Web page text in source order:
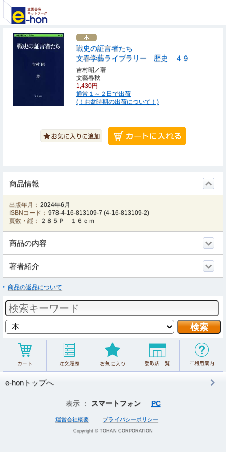
戦史の証言者たち
文春学藝ライブラリー 歴史 ４９
吉村昭／著
文藝春秋
1,430円
通常１～２日で出荷
(！お盆時期の出荷について！)
商品情報
出版年月： 2024年6月
ISBNコード： 978-4-16-813109-7 (4-16-813109-2)
頁数・縦：
２８５Ｐ １６ｃｍ
商品の内容
著者紹介
商品の返品について
e-honトップへ
表示 ： スマートフォン PC
運営会社概要 プライバシーポリシー
Copyright © TOHAN CORPORATION